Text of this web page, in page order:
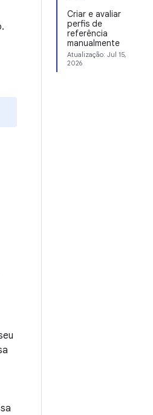
Criar e avaliar
perfis de
referência
manualmente
Atualização: Jul 15,
2026